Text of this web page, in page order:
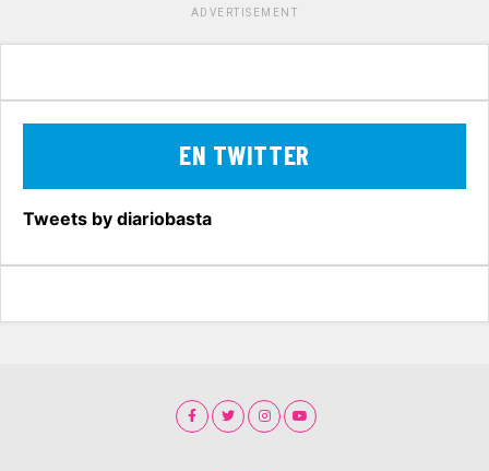
ADVERTISEMENT
EN TWITTER
Tweets by diariobasta